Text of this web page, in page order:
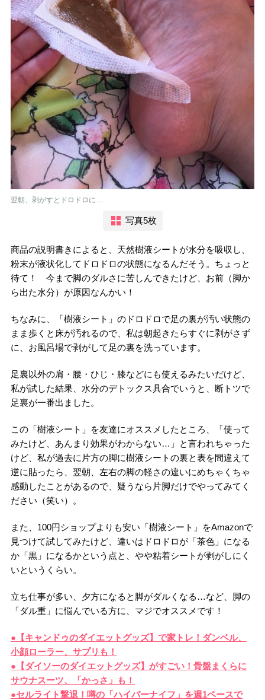
翌朝、剥がすとドロドロに…
写真5枚
商品の説明書きによると、天然樹液シートが水分を吸収し、
粉末が液状化してドロドロの状態になるんだそう。 ちょっと
待て！ 今まで脚のダルさに苦しんできたけど、お前（脚か
ら出た水分）が原因なんかい！
ちなみに、「樹液シート」のドロドロで足の裏が汚い状態の
まま歩くと床が汚れるので、私は朝起きたらすぐに剥がさず
に、お風呂場で剥がして足の裏を洗っています。
足裏以外の肩・腰・ひじ・膝などにも使えるみたいだけど、
私が試した結果、水分のデトックス具合でいうと、断トツで
足裏が一番出ました。
この「樹液シート」を友達にオススメしたところ、「使って
みたけど、あんまり効果がわからない… 」と言われちゃった
けど、私が過去に片方の脚に樹液シートの裏と表を間違えて
逆に貼ったら、翌朝、左右の脚の軽さの違いにめちゃくちゃ
感動したことがあるので、疑うなら片脚だけでやってみてく
ださい（笑い）。
また、 100円ショップよりも安い「樹液シート」をAmazonで
見つけて試してみたけど、違いはドロドロが「茶色」になる
か「黒」になるかという点と、やや粘着シートが剥がしにく
いというくらい。
立ち仕事が多い、夕方になると脚がダルくなる …など、脚の
「ダル重」に悩んでいる方に、マジでオススメです！
●【キャンドゥのダイエットグッズ】で家トレ！ダンベル、
小顔ローラー、サプリも！
●【ダイソーのダイエットグッズ】がすごい！骨盤まくらに
サウナスーツ、「かっさ」も！
●セルライト撃退！噂の「ハイパーナイフ」を週1ペースで